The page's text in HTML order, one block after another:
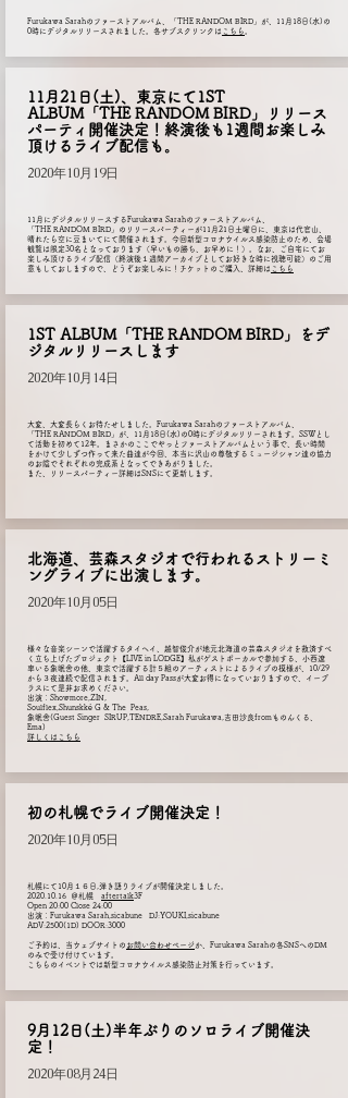
Furukawa Sarahのファーストアルバム、「THE RANDOM BIRD」が、11月18日(水)の
0時にデジタルリリースされました。各サブスクリンクは こちら
11月21日(土)、東京にて1ST
ALBUM「THE RANDOM BIRD」リリース
パーティ開催決定！終演後も1週間お楽しみ
頂けるライブ配信も。
2020年10月19日
11月にデジタルリリースするFurukawa Sarahのファーストアルバム、
「THE RANDOM BIRD」のリリースパーティーが11月21日土曜日に、東京は代官山、
晴れたら空に豆まいてにて開催されます。今回新型コロナウイルス感染防止のため、会場
観覧は限定30名となっております（早いもの勝ち、お早めに！）。なお、ご自宅にてお
楽しみ頂けるライブ配信（終演後１週間アーカイブとしてお好きな時に視聴可能）のご用
意もしておしますので、どうぞお楽しみに！チケットのご購入、詳細は こちら
1ST ALBUM「THE RANDOM BIRD」をデ
ジタルリリースします
2020年10月14日
大変、大変長らくお待たせしました。Furukawa Sarahのファーストアルバム、
「THE RANDOM BIRD」が、11月18日(水)の0時にデジタルリリーされます。SSWとし
て活動を初めて12年。まさかのここでやっとファーストアルバムという事で、長い時間
をかけて少しずつ作って来た曲達が今回、本当に沢山の尊敬するミュージシャン達の協力
のお陰でそれぞれの完成系となってできあがりました。
また、リリースパーティー詳細はSNSにて更新します。
北海道、芸森スタジオで行われるストリーミ
ングライブに出演します。
2020年10月05日
様々な音楽シーンで活躍するタイヘイ、越智俊介が地元北海道の芸森スタジオを救済すべ
く立ち上げたプロジェクト【LIVE in LODGE】私がゲストボーカルで参加する、小西遼
率いる象眠舎の他、東京で活躍する計５組のアーティストによるライブの模様が、10/29
から３夜連続で配信されます。All day Passが大変お得になっていおりますので、イープ
ラスにて是非お求めください。
出演：Showmore,ZIN,
Soulflex,Shunskké G & The Peas,
象眠舎(Guest Singer SIRUP,TENDRE,Sarah Furukawa,吉田沙良fromものんくる、
Ema)
​詳しくはこちら
初の札幌でライブ開催決定！
2020年10月05日
札幌にて10月１６日,弾き語りライブが開催決定しました。
2020.10.16 ＠札幌 aftertalk3F
Open 20:00 Close 24:00
出演：Furukawa Sarah,sicabune DJ:YOUKI,sicabune
ADV:2500(1D) DOOR:3000
ご予約は、当ウェブサイトの お問い合わせページ か、Furukawa Sarahの各SNSへのDM
のみで受け付けています。
こちらのイベントでは新型コロナウイルス感染防止対策を行っています。
9月12日(土)半年ぶりのソロライブ開催決
定！
2020年08月24日